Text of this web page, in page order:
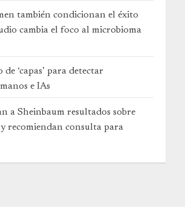
también condicionan el éxito
cambia el foco al microbioma
‘capas’ para detectar
e IAs
a Sheinbaum resultados sobre
recomiendan consulta para